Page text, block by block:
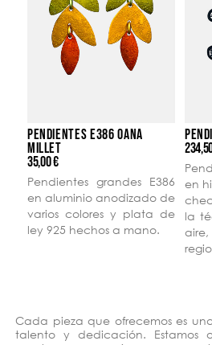
PENDIENTES E386 OANA
MILLET
35,00 €
Pendientes grandes E386
en aluminio anodizado de
varios colores y plata de
ley 925 hechos a mano.
en
la
Cada pieza que ofrecemos es
talento y dedicación. Estamos